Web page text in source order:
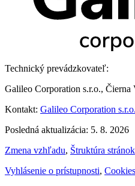
Technický prevádzkovateľ:
Galileo Corporation s.r.o., Čierna
Kontakt: Galileo Corporation s.r.o.
Posledná aktualizácia: 5. 8. 2026
Zmena vzhľadu, Štruktúra stránok
Vyhlásenie o prístupnosti, Cookies